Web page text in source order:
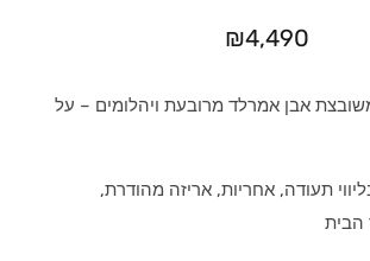
₪4,490
אבן אמרלד מרובעת ויהלומים – על
תעודה, אחריות, אריזה מהודרת,
הבית